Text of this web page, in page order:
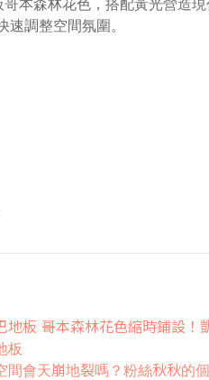
本森林花色，搭配黃光營造現
調整空間氛圍。
地板 哥本森林花色縮時鋪設
板
間會天崩地裂嗎？粉絲秋秋的